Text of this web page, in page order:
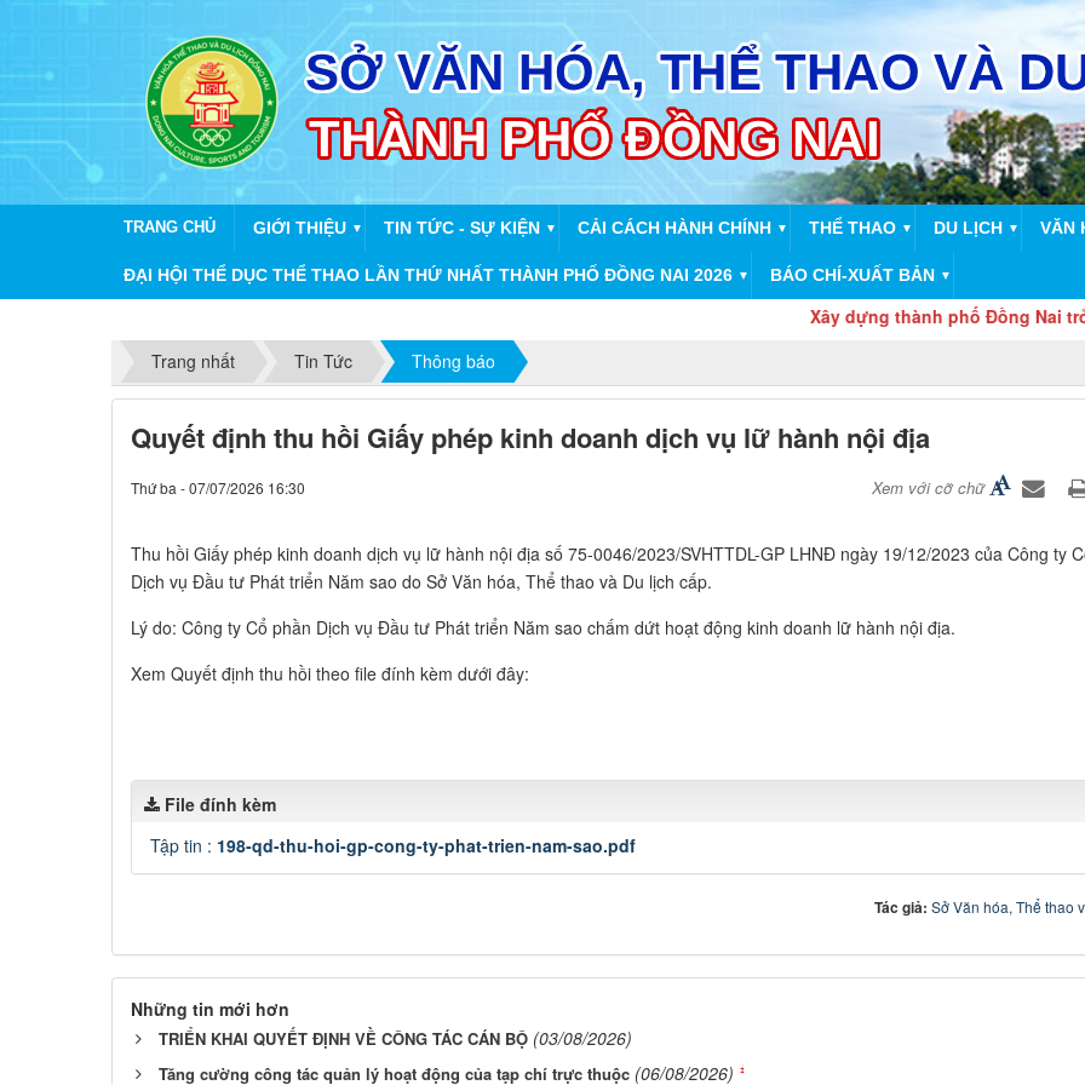
TRANG CHỦ GIỚI THIỆU ▼ TIN TỨC - SỰ KIỆN ▼ CẢI CÁCH HÀNH CHÍNH ▼ THỂ THAO ▼ DU LỊCH ▼ VĂN
ĐẠI HỘI THỂ DỤC THỂ THAO LẦN THỨ NHẤT THÀNH PHỐ ĐỒNG NAI 2026 ▼ BÁO CHÍ-XUẤT BẢN ▼
Xây dựng thành phố Đồng Nai trở
Trang nhất
Tin Tức Thông báo
Quyết định thu hồi Giấy phép kinh doanh dịch vụ lữ hành nội địa
Thứ ba - 07/07/2026 16:30 Xem với cỡ chữ
Thu hồi Giấy phép kinh doanh dịch vụ lữ hành nội địa số 75-0046/2023/SVHTTDL-GP LHNĐ ngày 19/12/2023 của Công ty
Dịch vụ Đầu tư Phát triển Năm sao do Sở Văn hóa, Thể thao và Du lịch cấp.
Lý do: Công ty Cổ phần Dịch vụ Đầu tư Phát triển Năm sao chấm dứt hoạt động kinh doanh lữ hành nội địa.
Xem Quyết định thu hồi theo file đính kèm dưới đây:
File đính kèm
Tập tin : 198-qd-thu-hoi-gp-cong-ty-phat-trien-nam-sao.pdf
Tác giả: Sở Văn hóa, Thể thao
Những tin mới hơn
TRIỂN KHAI QUYẾT ĐỊNH VỀ CÔNG TÁC CÁN BỘ (03/08/2026)
Tăng cường công tác quản lý hoạt động của tạp chí trực thuộc (06/08/2026)